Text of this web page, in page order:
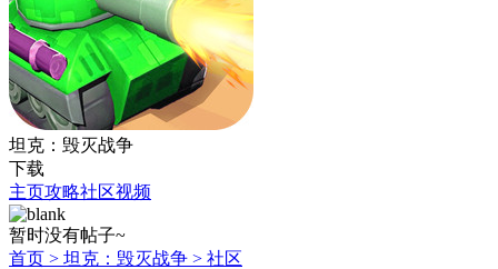
坦克：毁灭战争
下载
主页攻略社区视频
暂时没有帖子~
首页 > 坦克：毁灭战争 > 社区